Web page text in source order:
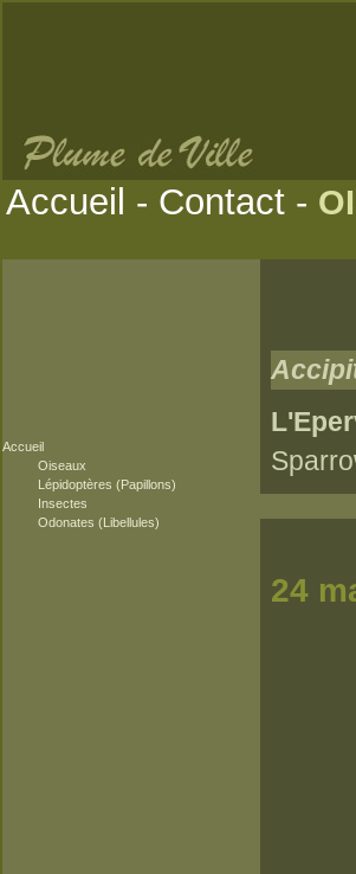
Accueil - Contact-
Accueil
Oiseaux
Lépidoptères (Papillons)
Insectes
Odonates (Libellules)